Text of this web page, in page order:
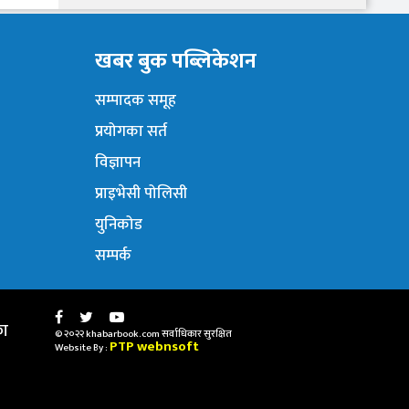
खबर बुक पब्लिकेशन
सम्पादक समूह
प्रयोगका सर्त
विज्ञापन
प्राइभेसी पोलिसी
युनिकोड
सम्पर्क
© २०२२ khabarbook.com सर्वाधिकार सुरक्षित
Website By : PTP webnsoft